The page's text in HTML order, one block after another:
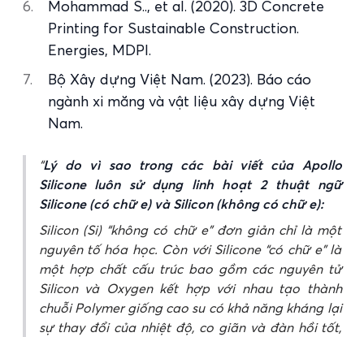
Mohammad S.., et al. (2020). 3D Concrete
Printing for Sustainable Construction.
Energies, MDPI.
Bộ Xây dựng Việt Nam. (2023). Báo cáo
ngành xi măng và vật liệu xây dựng Việt
Nam.
Lý do vì sao trong các bài viết của Apollo
Silicone luôn sử dụng linh hoạt 2 thuật ngữ
Silicone (có chữ e) và Silicon (không có chữ e):
Silicon (Si) “không có chữ e” đơn giản chỉ là một
nguyên tố hóa học. Còn với Silicone “có chữ e” là
một hợp chất cấu trúc bao gồm các nguyên tử
Silicon và Oxygen kết hợp với nhau tạo thành
chuỗi Polymer giống cao su có khả năng kháng lại
sự thay đổi của nhiệt độ, co giãn và đàn hồi tốt,